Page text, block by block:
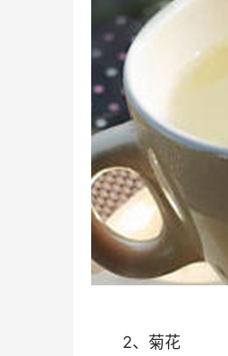
2、菊花